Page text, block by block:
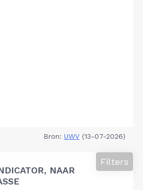
Bron: UWV (13-07-2026)
NAAR
Filters